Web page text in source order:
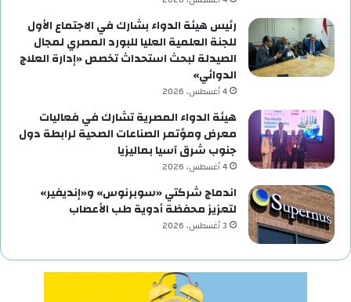
رئيس هيئة الدواء بشارك في الاجتماع الأول
للجنة العلمية العليا للبورد المصري لمجال
الصيدلة لبحث استحداث تخصص «إدارة العلاج
الدوائي»
4 أغسطس، 2026
هيئة الدواء المصرية تشارك في فعاليات
معرض ومؤتمر الصناعات الصحية لرابطة دول
جنوب شرق آسيا بماليزيا
4 أغسطس، 2026
اندماج شركتي «سوبرنوس» و«إنديفير»
لتعزيز محفظة أدوية طب الأعصاب
3 أغسطس، 2026